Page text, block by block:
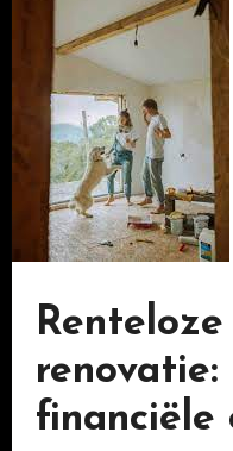
renovatie:
financiële